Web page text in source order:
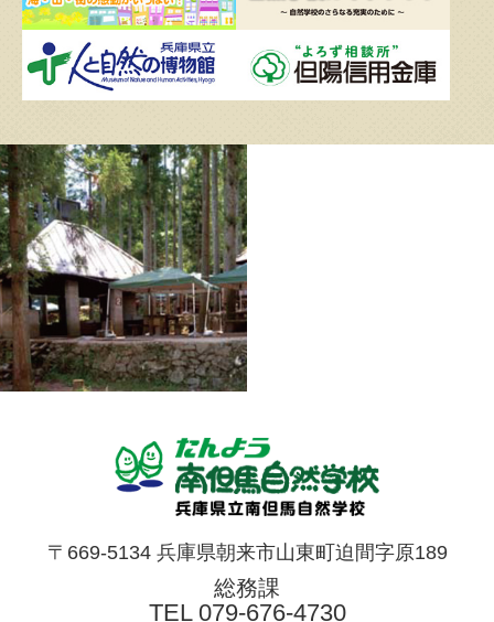
〒669-5134 兵庫県朝来市山東町迫間字原189
総務課
TEL 079-676-4730